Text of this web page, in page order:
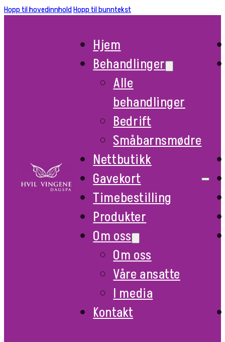
Hopp til hovedinnholdHopp til bunntekst
Hjem
Behandlinger
Alle
behandlinger
Bedrift
Småbarnsmødre
Nettbutikk
Gavekort
Timebestilling
Produkter
Om oss
Om oss
Våre ansatte
I media
Kontakt